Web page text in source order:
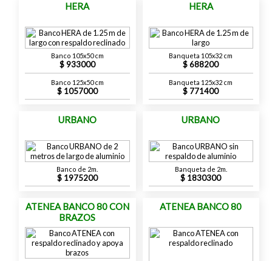
HERA
Banco 105x50 cm
933000
Banco 125x50 cm
1057000
HERA
Banqueta 105x32 cm
688200
Banqueta 125x32 cm
771400
URBANO
Banco de 2m.
1975200
URBANO
Banqueta de 2m.
1830300
ATENEA BANCO 80 CON
BRAZOS
ATENEA BANCO 80